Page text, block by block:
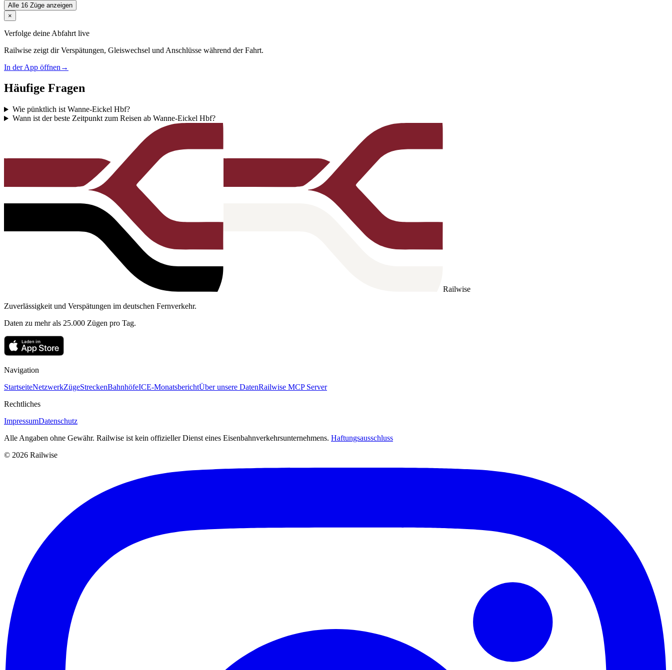
Alle 16 Züge anzeigen
×
Verfolge deine Abfahrt live
Railwise zeigt dir Verspätungen, Gleiswechsel und Anschlüsse während der Fahrt.
In der App öffnen →
Häufige Fragen
Wie pünktlich ist Wanne-Eickel Hbf?
Wann ist der beste Zeitpunkt zum Reisen ab Wanne-Eickel Hbf?
Railwise
Zuverlässigkeit und Verspätungen im deutschen Fernverkehr.
Daten zu mehr als 25.000 Zügen pro Tag.
Navigation
StartseiteNetzwerkZügeStreckenBahnhöfeICE-MonatsberichtÜber unsere DatenRailwise MCP Server
Rechtliches
ImpressumDatenschutz
Alle Angaben ohne Gewähr. Railwise ist kein offizieller Dienst eines Eisenbahnverkehrsunternehmens. Haftungsausschluss
© 2026 Railwise